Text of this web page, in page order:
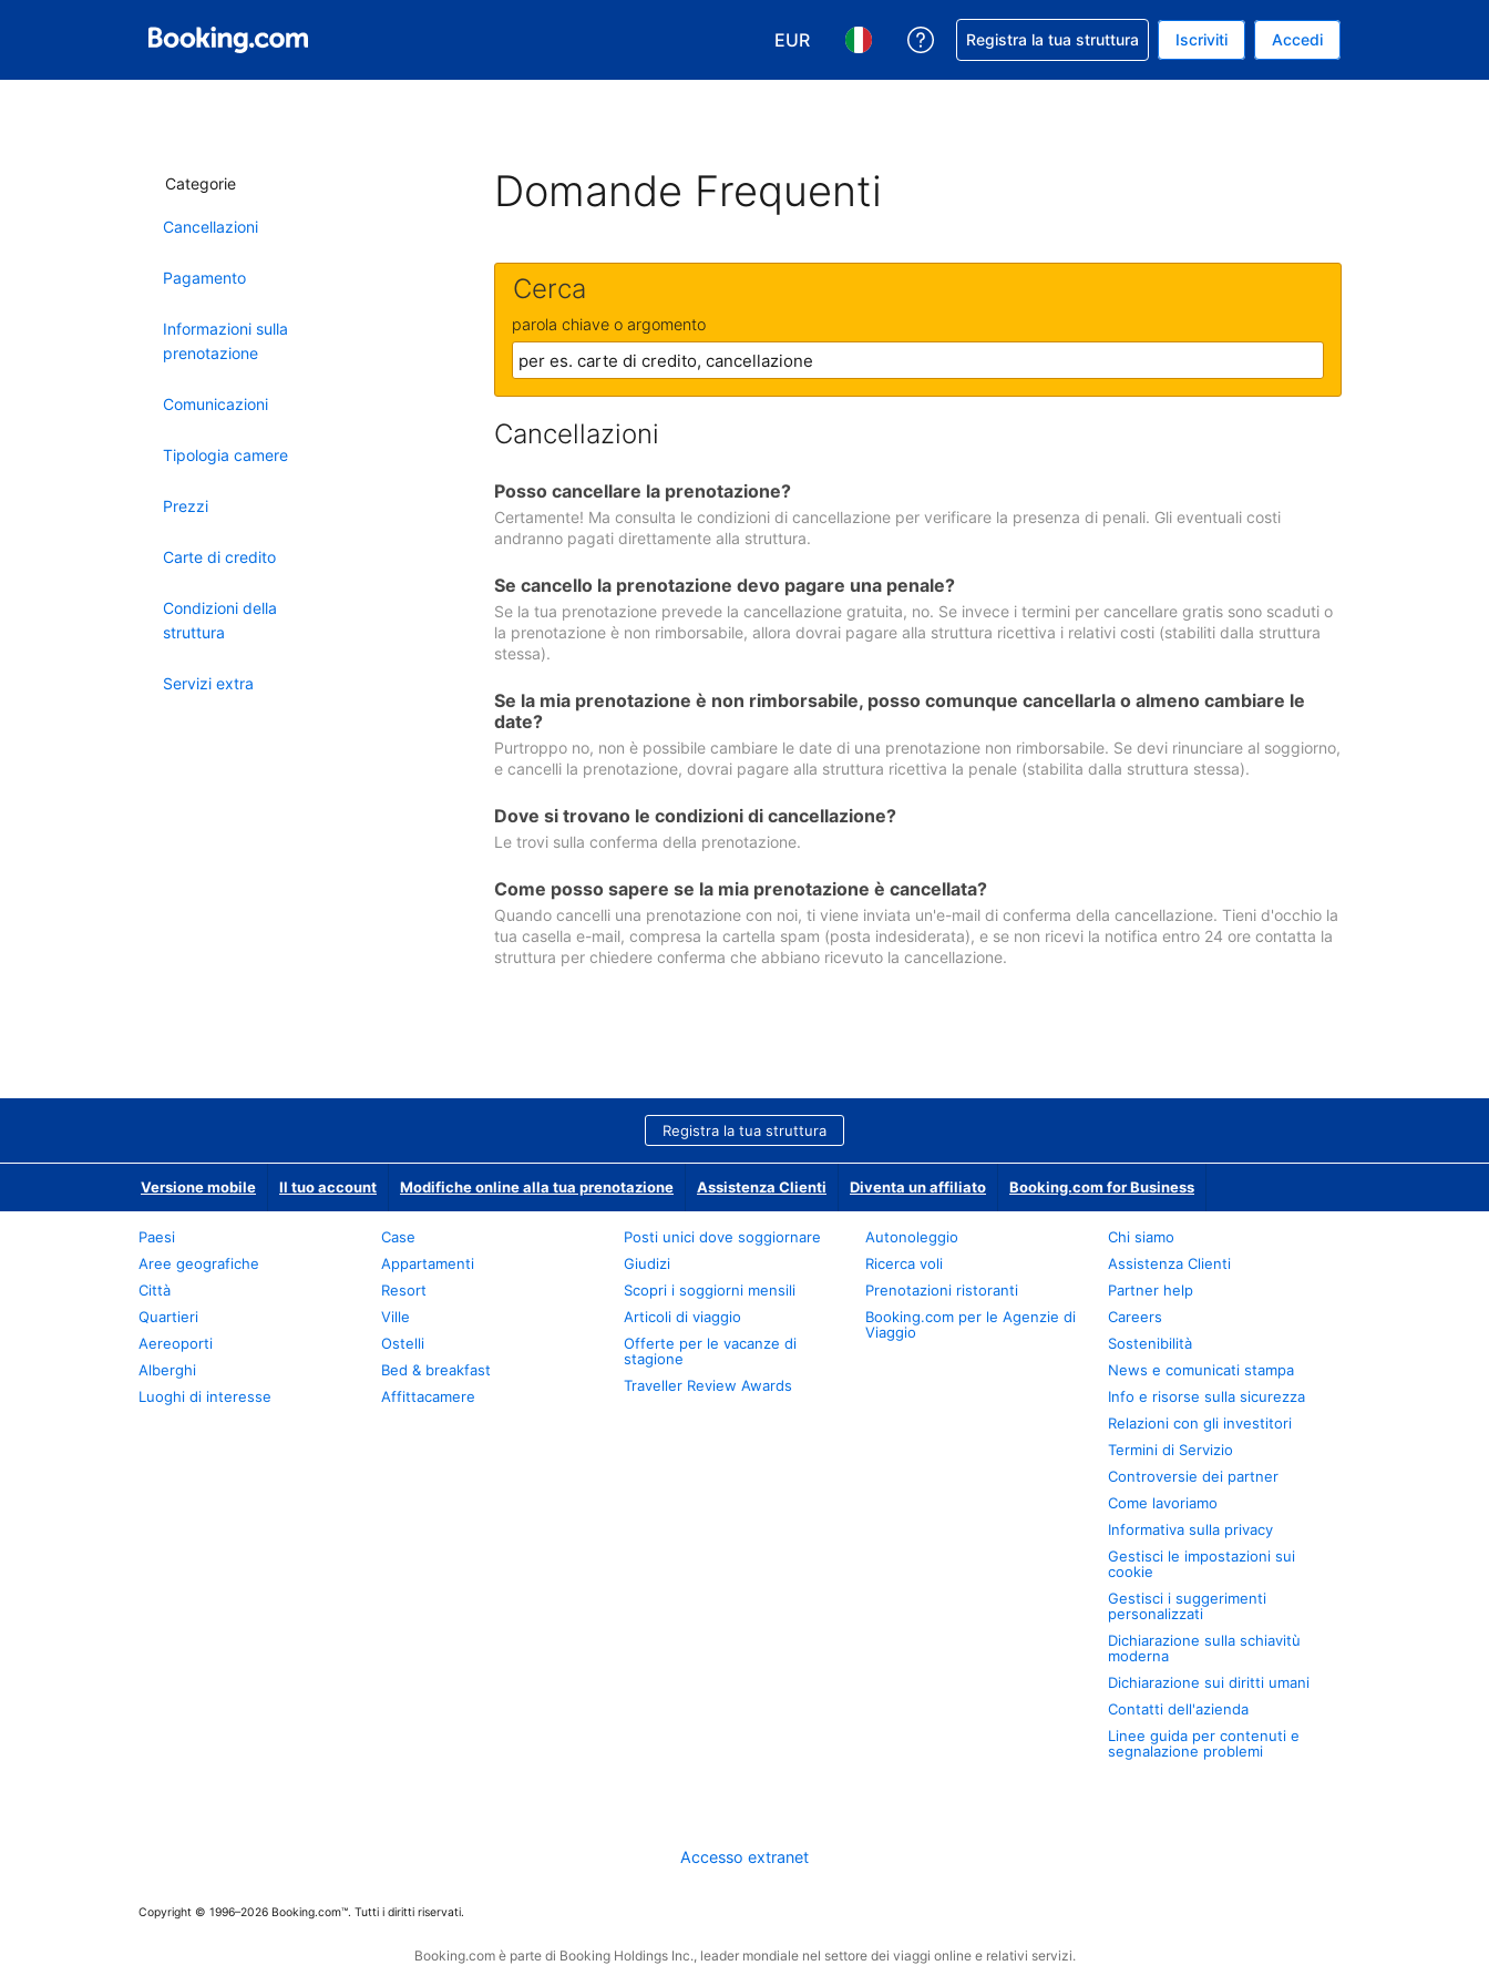
EUR
Scegli la tua valuta. Valuta attuale: Euro
Scegli la tua lingua. Lingua attuale: Italiano
Ricevi aiuto con la prenotazione
Registra la tua struttura Iscriviti Accedi
Categorie
Cancellazioni
Pagamento
Informazioni sulla
prenotazione
Comunicazioni
Tipologia camere
Prezzi
Carte di credito
Condizioni della
struttura
Servizi extra
Domande Frequenti
Cerca
parola chiave o argomento
Cancellazioni
Posso cancellare la prenotazione?
Certamente! Ma consulta le condizioni di cancellazione per verificare la presenza di penali. Gli eventuali costi
andranno pagati direttamente alla struttura.
Se cancello la prenotazione devo pagare una penale?
Se la tua prenotazione prevede la cancellazione gratuita, no. Se invece i termini per cancellare gratis sono scaduti o
la prenotazione è non rimborsabile, allora dovrai pagare alla struttura ricettiva i relativi costi (stabiliti dalla struttura
stessa).
Se la mia prenotazione è non rimborsabile, posso comunque cancellarla o almeno cambiare le
date?
Purtroppo no, non è possibile cambiare le date di una prenotazione non rimborsabile. Se devi rinunciare al soggiorno,
e cancelli la prenotazione, dovrai pagare alla struttura ricettiva la penale (stabilita dalla struttura stessa).
Dove si trovano le condizioni di cancellazione?
Le trovi sulla conferma della prenotazione.
Come posso sapere se la mia prenotazione è cancellata?
Quando cancelli una prenotazione con noi, ti viene inviata un'e-mail di conferma della cancellazione. Tieni d'occhio la
tua casella e-mail, compresa la cartella spam (posta indesiderata), e se non ricevi la notifica entro 24 ore contatta la
struttura per chiedere conferma che abbiano ricevuto la cancellazione.
Registra la tua struttura
Versione mobile Il tuo account Modifiche online alla tua prenotazione Assistenza Clienti Diventa un affiliato Booking.com for Business
Paesi
Aree geografiche
Città
Quartieri
Aereoporti
Alberghi
Luoghi di interesse
Case
Appartamenti
Resort
Ville
Ostelli
Bed & breakfast
Affittacamere
Posti unici dove soggiornare
Giudizi
Scopri i soggiorni mensili
Articoli di viaggio
Offerte per le vacanze di
stagione
Traveller Review Awards
Autonoleggio
Ricerca voli
Prenotazioni ristoranti
Booking.com per le Agenzie di
Viaggio
Chi siamo
Assistenza Clienti
Partner help
Careers
Sostenibilità
News e comunicati stampa
Info e risorse sulla sicurezza
Relazioni con gli investitori
Termini di Servizio
Controversie dei partner
Come lavoriamo
Informativa sulla privacy
Gestisci le impostazioni sui
cookie
Gestisci i suggerimenti
personalizzati
Dichiarazione sulla schiavitù
moderna
Dichiarazione sui diritti umani
Contatti dell'azienda
Linee guida per contenuti e
segnalazione problemi
Accesso extranet
Copyright © 1996–2026 Booking.com™. Tutti i diritti riservati.
Booking.com è parte di Booking Holdings Inc., leader mondiale nel settore dei viaggi online e relativi servizi.